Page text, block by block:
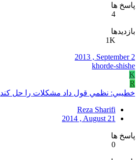
پاسخ ها
4
بازدیدها
1K
2013 , September 2
khorde-shishe
K
R
خطيبي: نظمي قول داد مشکلات را حل کند
Reza Sharifi
2014 , August 21
پاسخ ها
0